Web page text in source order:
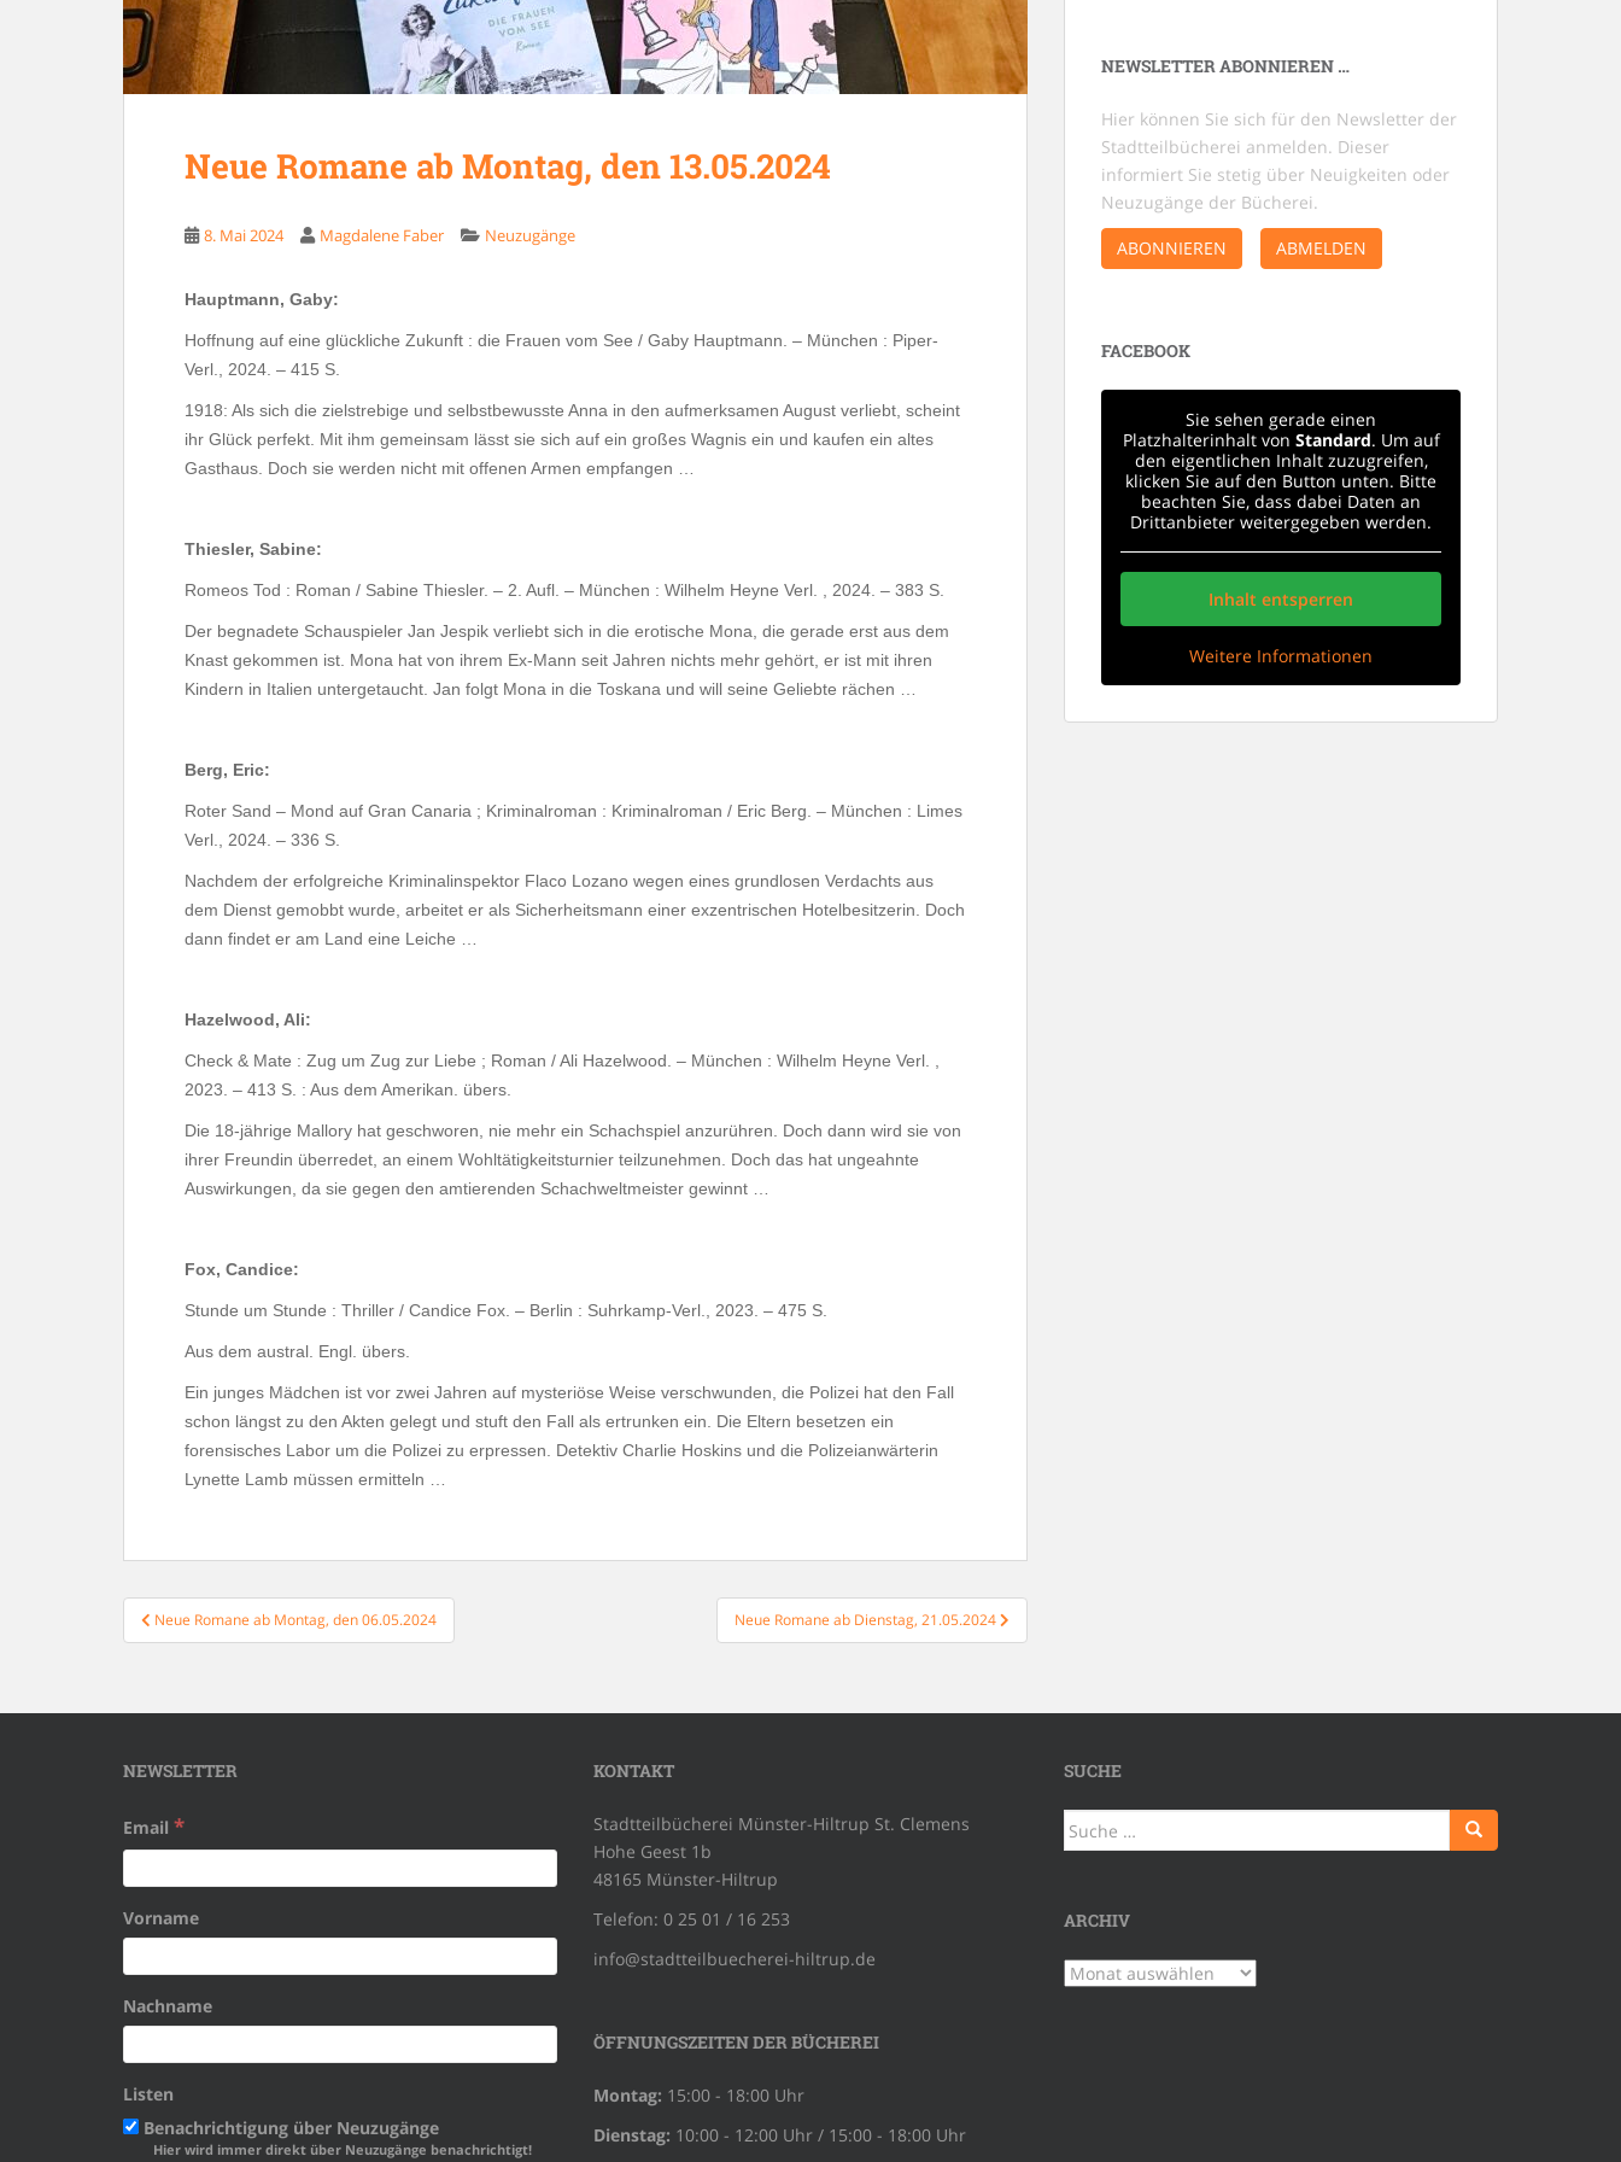
Neue Romane ab Montag, den 13.05.2024
8. Mai 2024 Magdalene Faber Neuzugänge
Hauptmann, Gaby:
Hoffnung auf eine glückliche Zukunft : die Frauen vom See / Gaby Hauptmann. – München : Piper-
Verl., 2024. – 415 S.
1918: Als sich die zielstrebige und selbstbewusste Anna in den aufmerksamen August verliebt, scheint
ihr Glück perfekt. Mit ihm gemeinsam lässt sie sich auf ein großes Wagnis ein und kaufen ein altes
Gasthaus. Doch sie werden nicht mit offenen Armen empfangen …
Thiesler, Sabine:
Romeos Tod : Roman / Sabine Thiesler. – 2. Aufl. – München : Wilhelm Heyne Verl. , 2024. – 383 S.
Der begnadete Schauspieler Jan Jespik verliebt sich in die erotische Mona, die gerade erst aus dem
Knast gekommen ist. Mona hat von ihrem Ex-Mann seit Jahren nichts mehr gehört, er ist mit ihren
Kindern in Italien untergetaucht. Jan folgt Mona in die Toskana und will seine Geliebte rächen …
Berg, Eric:
Roter Sand – Mond auf Gran Canaria ; Kriminalroman : Kriminalroman / Eric Berg. – München : Limes
Verl., 2024. – 336 S.
Nachdem der erfolgreiche Kriminalinspektor Flaco Lozano wegen eines grundlosen Verdachts aus
dem Dienst gemobbt wurde, arbeitet er als Sicherheitsmann einer exzentrischen Hotelbesitzerin. Doch
dann findet er am Land eine Leiche …
Hazelwood, Ali:
Check & Mate : Zug um Zug zur Liebe ; Roman / Ali Hazelwood. – München : Wilhelm Heyne Verl. ,
2023. – 413 S. : Aus dem Amerikan. übers.
Die 18-jährige Mallory hat geschworen, nie mehr ein Schachspiel anzurühren. Doch dann wird sie von
ihrer Freundin überredet, an einem Wohltätigkeitsturnier teilzunehmen. Doch das hat ungeahnte
Auswirkungen, da sie gegen den amtierenden Schachweltmeister gewinnt …
Fox, Candice:
Stunde um Stunde : Thriller / Candice Fox. – Berlin : Suhrkamp-Verl., 2023. – 475 S.
Aus dem austral. Engl. übers.
Ein junges Mädchen ist vor zwei Jahren auf mysteriöse Weise verschwunden, die Polizei hat den Fall
schon längst zu den Akten gelegt und stuft den Fall als ertrunken ein. Die Eltern besetzen ein
forensisches Labor um die Polizei zu erpressen. Detektiv Charlie Hoskins und die Polizeianwärterin
Lynette Lamb müssen ermitteln …
Beitragsnavigation
Neue Romane ab Montag, den 06.05.2024 Neue Romane ab Dienstag, 21.05.2024
NEWSLETTER ABONNIEREN …
Hier können Sie sich für den Newsletter der
Stadtteilbücherei anmelden. Dieser
informiert Sie stetig über Neuigkeiten oder
Neuzugänge der Bücherei.
ABONNIEREN
ABMELDEN
FACEBOOK
Sie sehen gerade einen
Platzhalterinhalt von Standard. Um auf
den eigentlichen Inhalt zuzugreifen,
klicken Sie auf den Button unten. Bitte
beachten Sie, dass dabei Daten an
Drittanbieter weitergegeben werden.
Inhalt entsperren
Weitere Informationen
NEWSLETTER
Email *
Vorname
Nachname
Listen
Benachrichtigung über Neuzugänge
Hier wird immer direkt über Neuzugänge benachrichtigt!
KONTAKT
Stadtteilbücherei Münster-Hiltrup St. Clemens
Hohe Geest 1b
48165 Münster-Hiltrup
Telefon: 0 25 01 / 16 253
info@stadtteilbuecherei-hiltrup.de
ÖFFNUNGSZEITEN DER BÜCHEREI
Montag: 15:00 - 18:00 Uhr
Dienstag: 10:00 - 12:00 Uhr / 15:00 - 18:00 Uhr
SUCHE
Suche
nach:
ARCHIV
Archiv